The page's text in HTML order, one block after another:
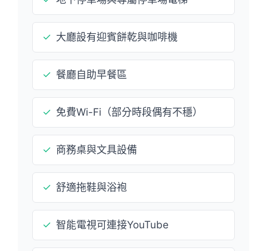
✓ 大廳設有迎賓餅乾與咖啡機
✓ 餐廳自助早餐區
✓ 免費Wi-Fi（部分時段偶有不穩）
✓ 商務桌與文具設備
✓ 舒適拖鞋與浴袍
✓ 智能電視可連接YouTube